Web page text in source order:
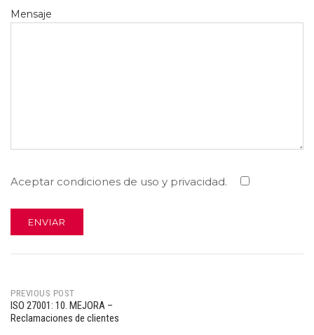
Mensaje
Aceptar condiciones de uso y privacidad.
Post
PREVIOUS POST
ISO 27001: 10. MEJORA –
Reclamaciones de clientes